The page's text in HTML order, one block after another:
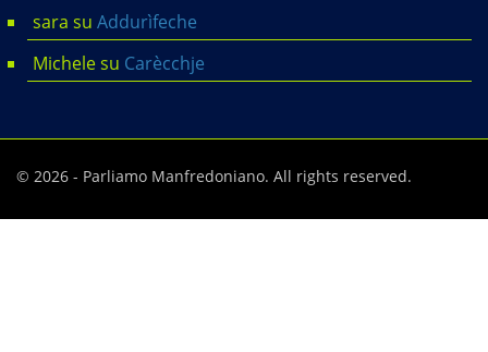
sara su Addurìfeche
Michelesu Carècchje
© 2026 - Parliamo Manfredoniano. All rights reserved.